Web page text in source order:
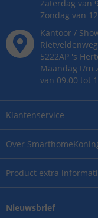
Over
Product extra
Klantenservice
Zaterdag van
Zondag van
Kantoor /
Rietveldenweg
5222AP 's
Maandag t/m
van 09.00 tot
Nieuwsbrief